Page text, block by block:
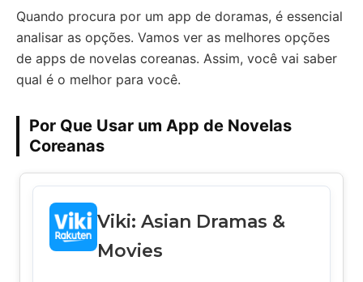
Quando procura por um app de doramas, é essencial
analisar as opções. Vamos ver as melhores opções
de apps de novelas coreanas. Assim, você vai saber
qual é o melhor para você.
Por Que Usar um App de Novelas
Coreanas
Viki: Asian Dramas &
Movies